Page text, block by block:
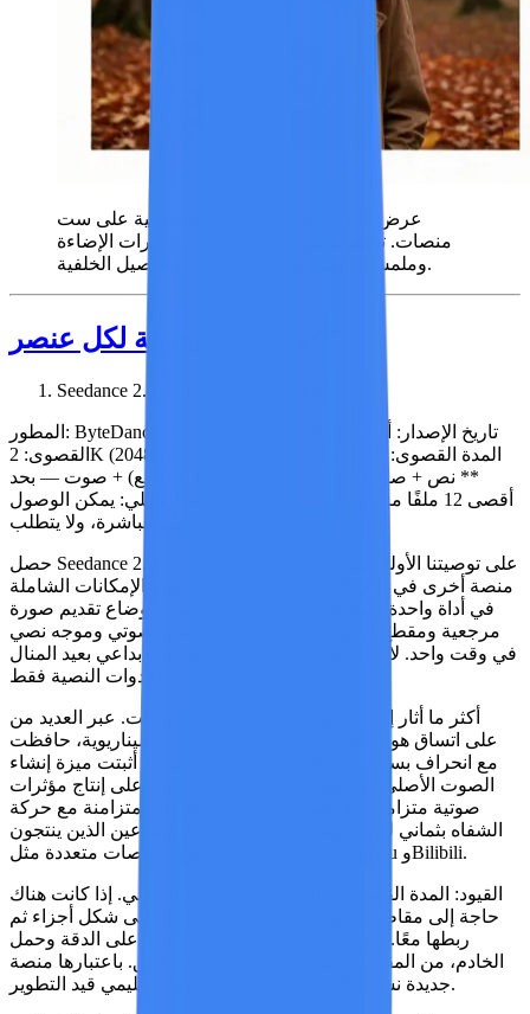
عرض تأثيرات نفس الصورة السينمائية على ست
منصات. تظهر بوضوح الاختلافات في تأثيرات الإضاءة
وملمس البشرة وضبابية الحركة وتفاصيل الخلفية.
مراجعة متعمقة لكل عنصر
المطور: ByteDance (Seed Team) تاريخ الإصدار:
القصوى: 2K (2048×1080) المدة القصوى:
** نص + صور (حتى 9) + فيديو (حتى 3 مقاطع) + صوت — بحد
أقصى 12 ملفًا مرجعيًا لكل إرسال ** التوفر المحلي:
يمكن الوصول
حصل Seedance 2.0 على توصيتنا الأولى لسبب أساسي واحد: لا توجد
منصة أخرى في عام 2026 يمكنها تقديم مثل هذه الإمكانات الشاملة
في أداة واحدة. يتيح لك نظام الإدخال رباعي الأوضاع تقديم صورة
مرجعية ومقطع فيديو مرجعي للحركة ومسار صوتي وموجه نصي
في وقت واحد. لا يزال هذا المستوى من التحكم الإبداعي بعيد المنال
أكثر ما أثار إعجابنا
هو محرك اتساق الشخصيات. عبر العديد من
الاختبارات السيناريوية، حافظت Seedance على اتساق هوية الوجه
مع انحراف بسيط عبر ثلاث بيئات مختلفة تمامًا. أثبتت ميزة إنشاء
الصوت الأصلي أنها عملية للغاية — فهي قادرة على إنتاج مؤثرات
صوتية متزامنة مع الصور، إلى جانب حوارات متزامنة مع حركة
الشفاه بثماني لغات. وهذا يمثل ميزة كبيرة للمبدعين الذين ينتجون
محتوى لمنصات متعددة مثل TikTok وXiaohongshu وBilibili.
القيود:
المدة القصوى البالغة 15 ثانية هي قيد عملي. إذا كانت هناك
حاجة إلى مقاطع فيديو أطول، فيجب إنشاؤها على شكل أجزاء ثم
ربطها معًا. سرعة الإنشاء معتدلة — اعتمادًا على الدقة وحمل
الخادم، من المقدر أن يستغرق كل جزء 2-3 دقائق. باعتبارها منصة
جديدة نسبيًا، لا يزال مجتمعها ونظامها التعليمي قيد التطوير.